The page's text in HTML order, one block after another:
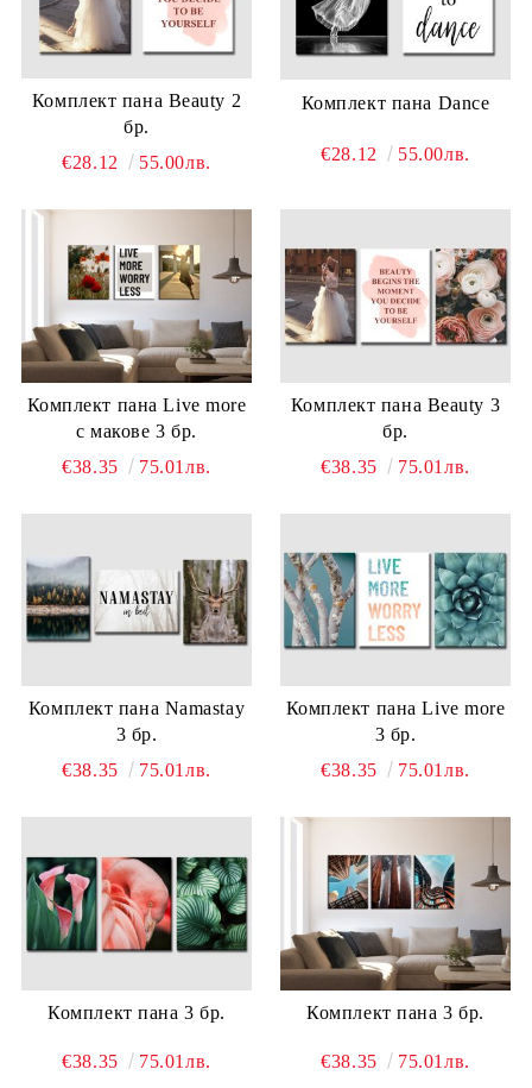
Комплект пана Beauty 2
бр.
€28.12
55.00лв.
Комплект пана Dance
€28.12 55.00лв.
Комплект пана Live more
с макове 3 бр.
€38.35
75.01лв.
Комплект пана Beauty 3
бр.
€38.35
75.01лв.
Комплект пана Namastay
3 бр.
€38.35
75.01лв.
Комплект пана Live more
3 бр.
€38.35
75.01лв.
Комплект пана 3 бр.
€38.35 75.01лв.
Комплект пана 3 бр.
€38.35 75.01лв.